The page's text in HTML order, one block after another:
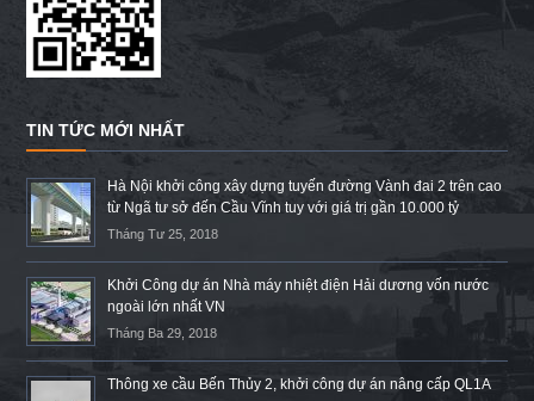
TIN TỨC MỚI NHẤT
Hà Nội khởi công xây dựng tuyến đường Vành đai 2 trên cao
từ Ngã tư sở đến Cầu Vĩnh tuy với giá trị gần 10.000 tỷ
Tháng Tư 25, 2018
Khởi Công dự án Nhà máy nhiệt điện Hải dương vốn nước
ngoài lớn nhất VN
Tháng Ba 29, 2018
Thông xe cầu Bến Thủy 2, khởi công dự án nâng cấp QL1A